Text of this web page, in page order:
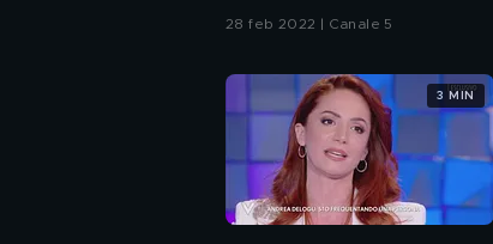
28 feb 2022 | Canale 5
3 MIN